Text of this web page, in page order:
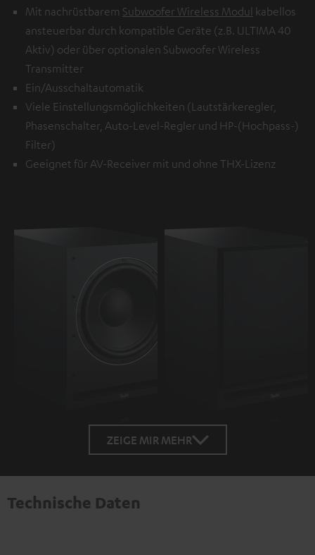
Mit nachrüstbarem Subwoofer Wireless Modul kabellos
ansteuerbar durch kompatible Geräte (z.B. ULTIMA 40
Aktiv) oder über optionalen Subwoofer Wireless
Transmitter
Ein/Ausschaltautomatik
Viele Einstellungsmöglichkeiten (Lautstärkeregler,
Phasenschalter, Auto-Level-Regler und HP-(Hochpass-)
Filter)
Geeignet für AV-Receiver mit und ohne THX-Lizenz
ZEIGE MIR MEHR
Technische Daten